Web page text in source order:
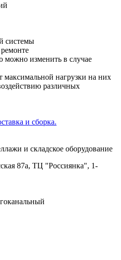
системы
можно изменить в случае
максимальной нагрузки на них
различных
и сборка.
и складское оборудование
87а, ТЦ "Россиянка", 1-